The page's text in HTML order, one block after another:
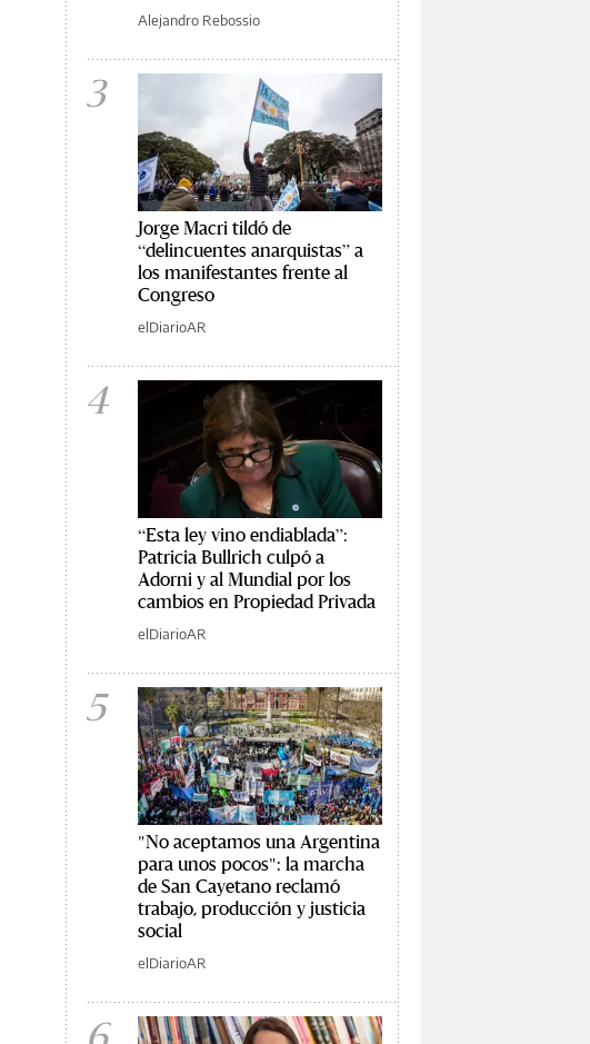
Alejandro Rebossio
3
Jorge Macri tildó de
“delincuentes anarquistas” a
los manifestantes frente al
Congreso
elDiarioAR
4
“Esta ley vino endiablada”:
Patricia Bullrich culpó a
Adorni y al Mundial por los
cambios en Propiedad Privada
elDiarioAR
5
"No aceptamos una Argentina
para unos pocos": la marcha
de San Cayetano reclamó
trabajo, producción y justicia
social
elDiarioAR